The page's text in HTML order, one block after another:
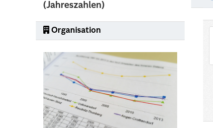
(Jahreszahlen)
Organisation